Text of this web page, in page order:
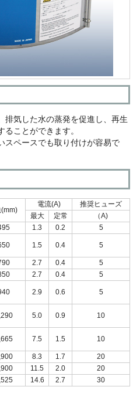
排気した水の蒸発を促進し、再生
ことができます。
スペースでも取り付けが容易で
電流(A)
推奨ヒューズ
最大
定常
（A)
1.3 0.2 5
1.5 0.4 5
2.7 0.4
5
2.7 0.4 5
2.9 0.6 5
5.0 0.9 10
7.5 1.5 10
8.3 1.7
20
11.5 2.0
20
14.6 2.7 30